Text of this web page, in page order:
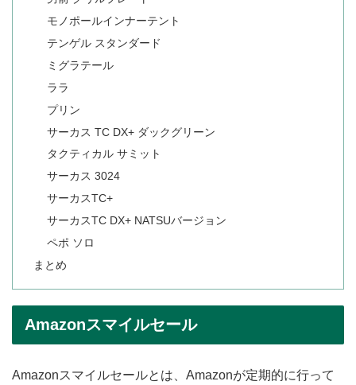
モノポールインナーテント
テンゲル スタンダード
ミグラテール
ララ
プリン
サーカス TC DX+ ダックグリーン
タクティカル サミット
サーカス 3024
サーカスTC+
サーカスTC DX+ NATSUバージョン
ペポ ソロ
まとめ
Amazonスマイルセール
Amazonスマイルセールとは、Amazonが定期的に行って